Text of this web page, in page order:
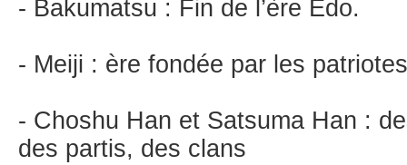
- Bakumatsu : Fin de l’ère Edo.
- Meiji : ère fondée par les
- Choshu Han et Satsuma Han :
des partis, des clans